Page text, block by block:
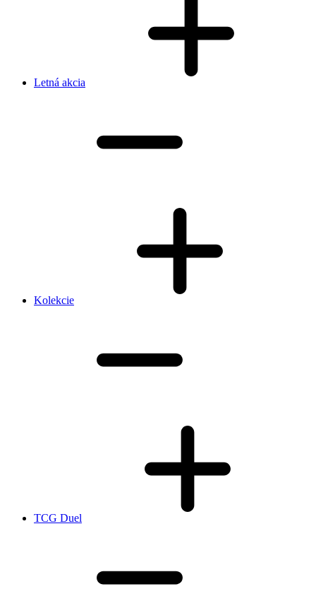
Letná akcia
Kolekcie
TCG Duel